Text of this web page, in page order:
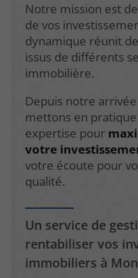
Notre mission est
de vos
dynamique réunit
issus de différents
immobilière.
Depuis notre
mettons en
expertise pour
votre
votre écoute pour
qualité.
Un service de
rentabiliser vos
immobiliers à